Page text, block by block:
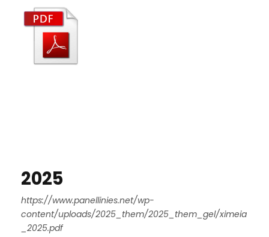
2025
https://www.panellinies.net/wp-
content/uploads/2025_them/2025_them_gel/ximeia
_2025.pdf